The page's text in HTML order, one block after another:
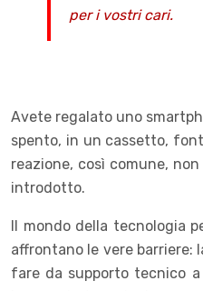
per i vostri cari.
Avete regalato uno
spento, in un cassetto,
reazione, così comune,
introdotto.
Il mondo della tecnologia
affrontano le vere barriere:
fare da supporto tecnico